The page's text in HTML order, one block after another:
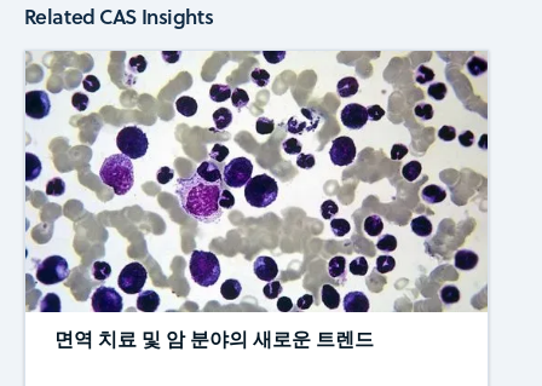
Related CAS Insights
면역 치료 및 암 분야의 새로운 트렌드